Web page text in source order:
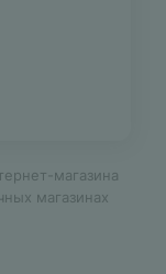
магазина
магазинах